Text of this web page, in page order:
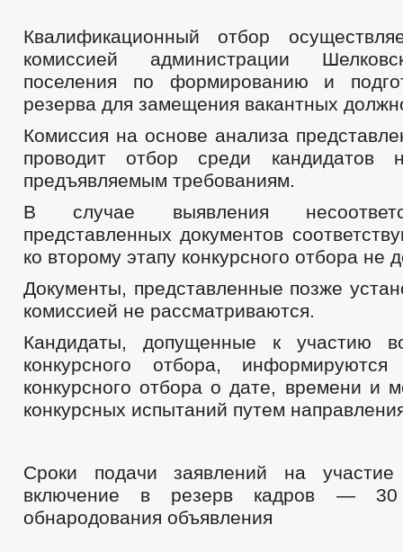
Квалификационный отбор
комиссией администрации
поселения по формированию и
резерва для замещения вакантных
Комиссия на основе анализа
проводит отбор среди кандидатов
предъявляемым требованиям.
В случае выявления
представленных документов
ко второму этапу конкурсного отбора не
Документы, представленные позже
комиссией не рассматриваются.
Кандидаты, допущенные к участию
конкурсного отбора, информируются
конкурсного отбора о дате, времени и
конкурсных испытаний путем
Сроки подачи заявлений на
включение в резерв кадров —
обнародования объявления